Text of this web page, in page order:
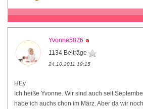
Yvonne5826
1134 Beiträge
24.10.2011 19:15
HEy
Ich heiße Yvonne. Wir sind auch seit
habe ich auchs chon im März. Aber da wir